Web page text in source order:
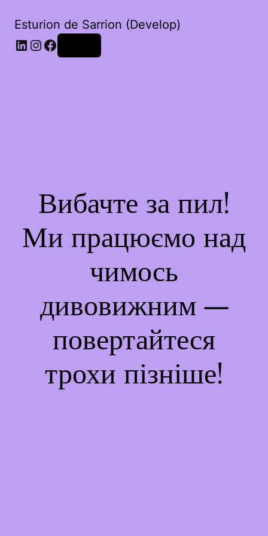
Esturion de Sarrion (Develop)
LinkedIn
Instagram
Facebook
Вибачте за пил!
Ми працюємо над
чимось
дивовижним —
повертайтеся
трохи пізніше!